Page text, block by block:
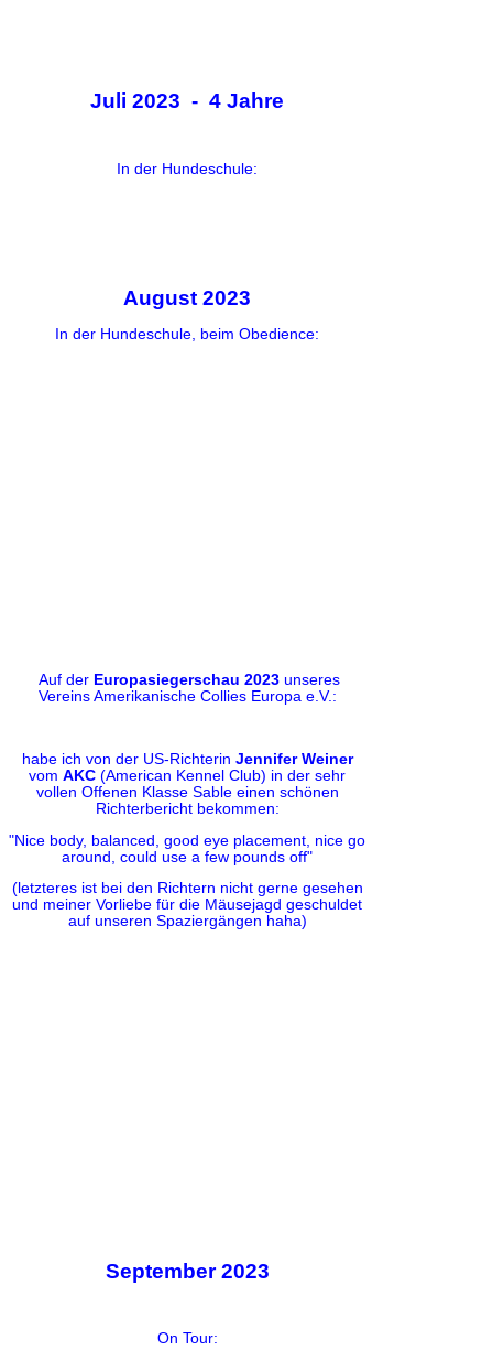
Juli 2023 - 4 Jahre
In der Hundeschule:
August 2023
In der Hundeschule, beim Obedience:
Auf der Europasiegerschau 2023 unseres
Vereins Amerikanische Collies Europa e.V.:
habe ich von der US-Richterin Jennifer Weiner
vom AKC (American Kennel Club) in der sehr
vollen Offenen Klasse Sable einen schönen
Richterbericht bekommen:
"Nice body, balanced, good eye placement, nice go
around
, could use a few pounds off"
(letzteres ist bei den Richtern nicht gerne gesehen
und meiner Vorliebe für die Mäusejagd geschuldet
auf unseren Spaziergängen haha)
September 2023
On Tour: